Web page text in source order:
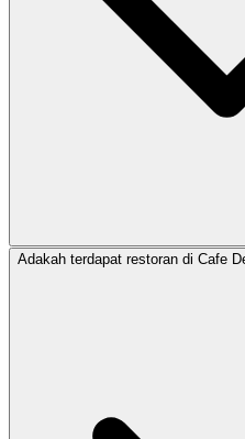
Adakah terdapat restoran di Cafe